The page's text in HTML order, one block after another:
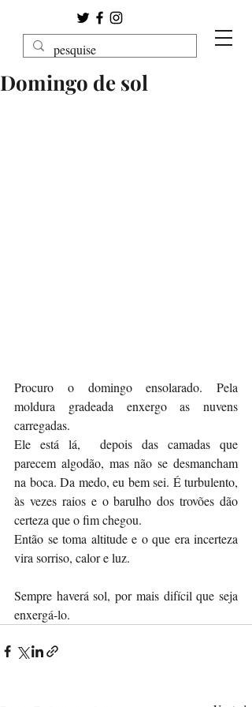
Domingo de sol
Procuro o domingo ensolarado. Pela
moldura gradeada enxergo as nuvens
carregadas.
Ele está lá,  depois das camadas que
parecem algodão, mas não se desmancham
na boca. Da medo, eu bem sei. É turbulento,
às vezes raios e o barulho dos trovões dão
certeza que o fim chegou.
Então se toma altitude e o que era incerteza
vira sorriso, calor e luz.
Sempre haverá sol, por mais difícil que seja
enxergá-lo.